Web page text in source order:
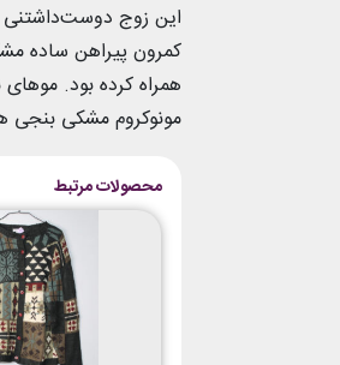
این زوج دوست‌داشتنی
کمرون پیراهن ساده
همراه کرده بود.
مونوکروم مشکی بنجی
محصولات مرتبط